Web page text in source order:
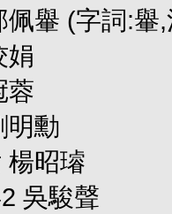
佩轝 (字詞:轝
娟
蓉
明勳
楊昭璿
吳駿聲